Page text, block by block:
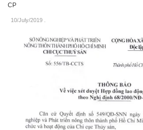
CP
10/July/2019